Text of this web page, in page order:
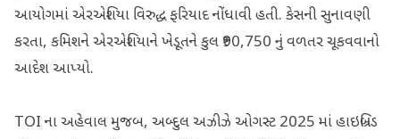
આયોગમાં એરએશિયા વિરુદ્ધ ફરિયાદ નોંધાવી હતી. કેસની સુનાવણી
કરતા, કમિશને એરએશિયાને ખેડૂતને કુલ ₹90,750 નું વળતર ચૂકવવાનો
આદેશ આપ્યો.
TOI ના અહેવાલ મુજબ, અબ્દુલ અઝીઝે ઓગસ્ટ 2025 માં હાઇબ્રિડ